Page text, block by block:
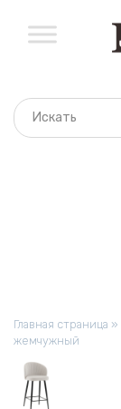
содержанию
Главная страница »
жемчужный